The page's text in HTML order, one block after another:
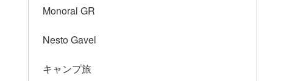
Monoral GR
Nesto Gavel
キャンプ旅